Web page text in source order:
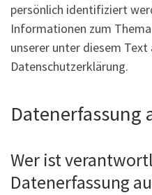
persönlich identifiziert
Informationen zum
unserer unter diesem
Datenschutzerklärung.
Datenerfassung
Wer ist
Datenerfassung